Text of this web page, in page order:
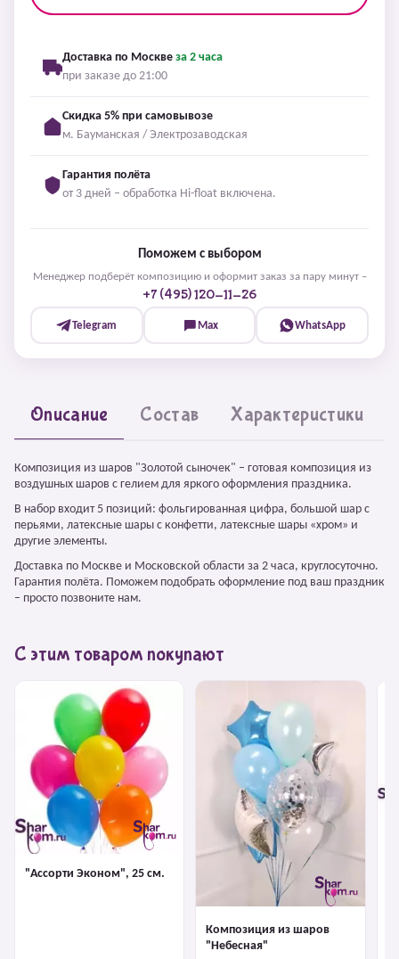
Доставка по Москве за 2 часа
при заказе до 21:00
Скидка 5% при самовывозе
м. Бауманская / Электрозаводская
Гарантия полёта
от 3 дней – обработка Hi-float включена.
Поможем с выбором
Менеджер подберёт композицию и оформит заказ за пару минут –
+7 (495) 120-11-26
Telegram Max WhatsApp
Описание Состав Характеристики
Композиция из шаров "Золотой сыночек" – готовая композиция из
воздушных шаров с гелием для яркого оформления праздника.
В набор входит 5 позиций: фольгированная цифра, большой шар с
перьями, латексные шары с конфетти, латексные шары «хром» и
другие элементы.
Доставка по Москве и Московской области за 2 часа, круглосуточно.
Гарантия полёта. Поможем подобрать оформление под ваш праздник
– просто позвоните нам.
С этим товаром покупают
"Ассорти Эконом", 25 см.
Композиция из шаров
"Небесная"